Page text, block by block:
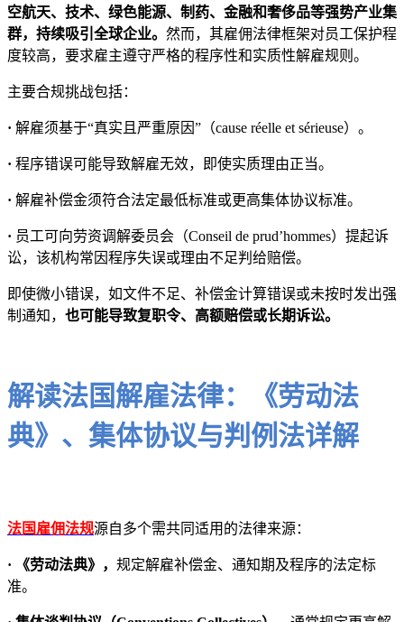
空航天、技术、绿色能源、制药、金融和奢侈品等强势产业集
群，持续吸引全球企业。 然而，其雇佣法律框架对员工保护程
度较高，要求雇主遵守严格的程序性和实质性解雇规则。
主要合规挑战包括：
· 解雇须基于“真实且严重原因”（cause réelle et sérieuse）。
· 程序错误可能导致解雇无效，即使实质理由正当。
· 解雇补偿金须符合法定最低标准或更高集体协议标准。
· 员工可向劳资调解委员会（Conseil de prud’hommes）提起诉
讼，该机构常因程序失误或理由不足判给赔偿。
即使微小错误，如文件不足、补偿金计算错误或未按时发出强
制通知， 也可能导致复职令、高额赔偿或长期诉讼。
解读法国解雇法律：《劳动法
典》、集体协议与判例法详解
法国雇佣法规源自多个需共同适用的法律来源：
· 《劳动法典》， 规定解雇补偿金、通知期及程序的法定标
准。